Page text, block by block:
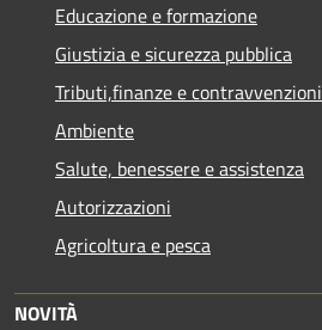
Educazione e formazione
Giustizia e sicurezza pubblica
Tributi,finanze e contravvenzioni
Ambiente
Salute, benessere e assistenza
Autorizzazioni
Agricoltura e pesca
NOVITÀ